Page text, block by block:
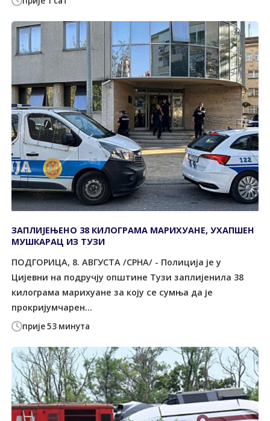
прије 53 минута
ЗАПЛИЈЕЊЕНО 38 КИЛОГРАМА МАРИХУАНЕ, УХАПШЕН
МУШКАРАЦ ИЗ ТУЗИ
ПОДГОРИЦА, 8. АВГУСТА /СРНА/ - Полиција је у
Цијевни на подручју општине Tузи заплијенила 38
килограма марихуане за коју се сумња да је
прокријумчарен...